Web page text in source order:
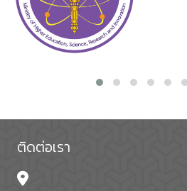
ติดต่อเรา